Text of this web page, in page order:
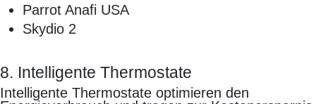
Parrot Anafi USA
Skydio 2
8. Intelligente Thermostate
Intelligente Thermostate optimieren den